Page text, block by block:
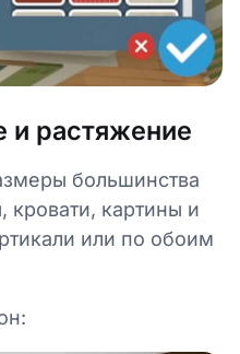
и растяжение
большинства
кровати, картины и
или по обоим